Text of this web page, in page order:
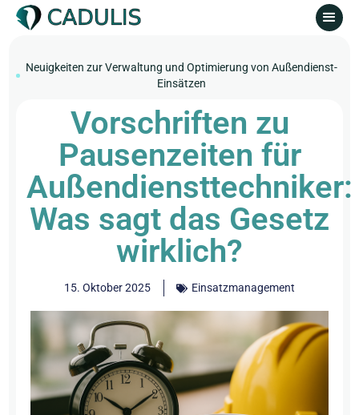
Neuigkeiten zur Verwaltung und Optimierung von Außendienst-
Einsätzen
Vorschriften zu
Pausenzeiten für
Außendiensttechniker:
Was sagt das Gesetz
wirklich?
15. Oktober 2025 Einsatzmanagement